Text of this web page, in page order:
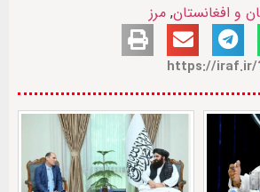
و افغانستان, مرز